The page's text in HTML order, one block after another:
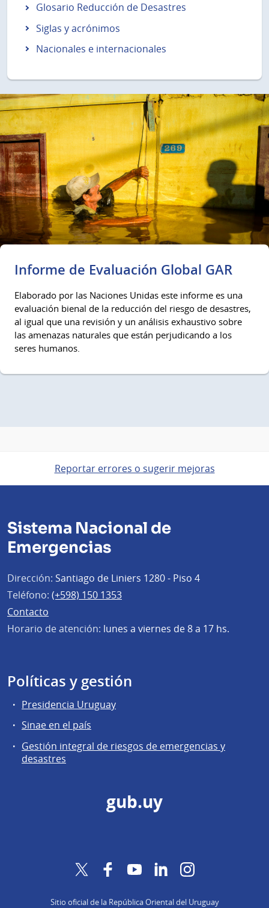
Glosario Reducción de Desastres
Siglas y acrónimos
Nacionales e internacionales
Informe de Evaluación Global GAR
Elaborado por las Naciones Unidas este informe es una
evaluación bienal de la reducción del riesgo de desastres,
al igual que una revisión y un análisis exhaustivo sobre
las amenazas naturales que están perjudicando a los
seres humanos.
Reportar errores o sugerir mejoras
Sistema Nacional de
Emergencias
Dirección: Santiago de Liniers 1280 - Piso 4
Teléfono: (+598) 150 1353
Contacto
Horario de atención: lunes a viernes de 8 a 17 hs.
Políticas y gestión
Presidencia Uruguay
Sinae en el país
Gestión integral de riesgos de emergencias y
desastres
gub.uy
Twitter FacebookYouTubeLinkedInInstagram
Sitio oficial de la República Oriental del Uruguay